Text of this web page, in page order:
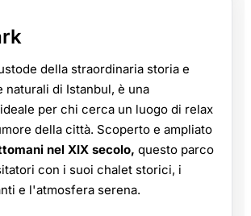
della straordinaria storia e
naturali di Istanbul, è una
per chi cerca un luogo di relax
della città. Scoperto e ampliato
nel XIX secolo, questo parco
con i suoi chalet storici, i
e l'atmosfera serena.